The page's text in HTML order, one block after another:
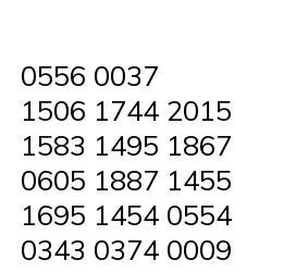
0556 0037
1506 1744 2015
1583 1495 1867
0605 1887 1455
1695 1454 0554
0343 0374 0009